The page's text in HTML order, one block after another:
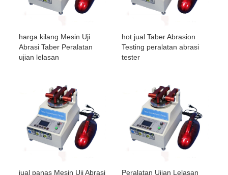
harga kilang Mesin Uji
Abrasi Taber Peralatan
ujian lelasan
hot jual Taber Abrasion
Testing peralatan abrasi
tester
jual panas Mesin Uji Abrasi
Peralatan Ujian Lelasan